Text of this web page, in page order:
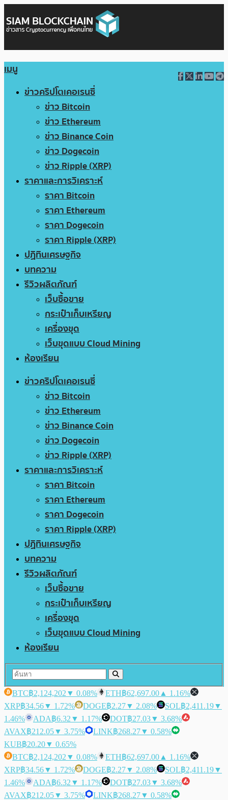
เมนู
ข่าวคริปโตเคอเรนซี่
ข่าว Bitcoin
ข่าว Ethereum
ข่าว Binance Coin
ข่าว Dogecoin
ข่าว Ripple (XRP)
ราคาและการวิเคราะห์
ราคา Bitcoin
ราคา Ethereum
ราคา Dogecoin
ราคา Ripple (XRP)
ปฏิทินเศรษฐกิจ
บทความ
รีวิวผลิตภัณฑ์
เว็บซื้อขาย
กระเป๋าเก็บเหรียญ
เครื่องขุด
เว็บขุดแบบ Cloud Mining
ห้องเรียน
ข่าวคริปโตเคอเรนซี่
ข่าว Bitcoin
ข่าว Ethereum
ข่าว Binance Coin
ข่าว Dogecoin
ข่าว Ripple (XRP)
ราคาและการวิเคราะห์
ราคา Bitcoin
ราคา Ethereum
ราคา Dogecoin
ราคา Ripple (XRP)
ปฏิทินเศรษฐกิจ
บทความ
รีวิวผลิตภัณฑ์
เว็บซื้อขาย
กระเป๋าเก็บเหรียญ
เครื่องขุด
เว็บขุดแบบ Cloud Mining
ห้องเรียน
BTC฿2,124,202 ▼ 0.08% ETH฿62,697.00 ▲ 1.16%
XRP฿34.56▼ 1.72% DOGE฿2.27▼ 2.08% SOL฿2,411.19▼
1.46%
ADA฿6.32 ▼ 1.17% DOT฿27.03▼ 3.68%
AVAX฿212.05▼ 3.75% LINK฿268.27▼ 0.58%
KUB฿20.20▼ 0.65%
BTC฿2,124,202 ▼ 0.08% ETH฿62,697.00 ▲ 1.16%
XRP฿34.56▼ 1.72% DOGE฿2.27▼ 2.08% SOL฿2,411.19▼
1.46%
ADA฿6.32 ▼ 1.17% DOT฿27.03▼ 3.68%
AVAX฿212.05▼ 3.75% LINK฿268.27▼ 0.58%